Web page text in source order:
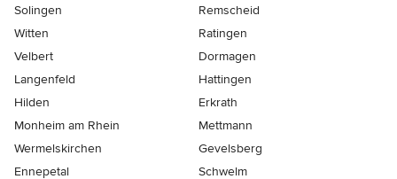
Solingen
Remscheid
Witten
Ratingen
Velbert
Dormagen
Langenfeld
Hattingen
Hilden
Erkrath
Monheim am Rhein
Mettmann
Wermelskirchen
Gevelsberg
Ennepetal
Schwelm